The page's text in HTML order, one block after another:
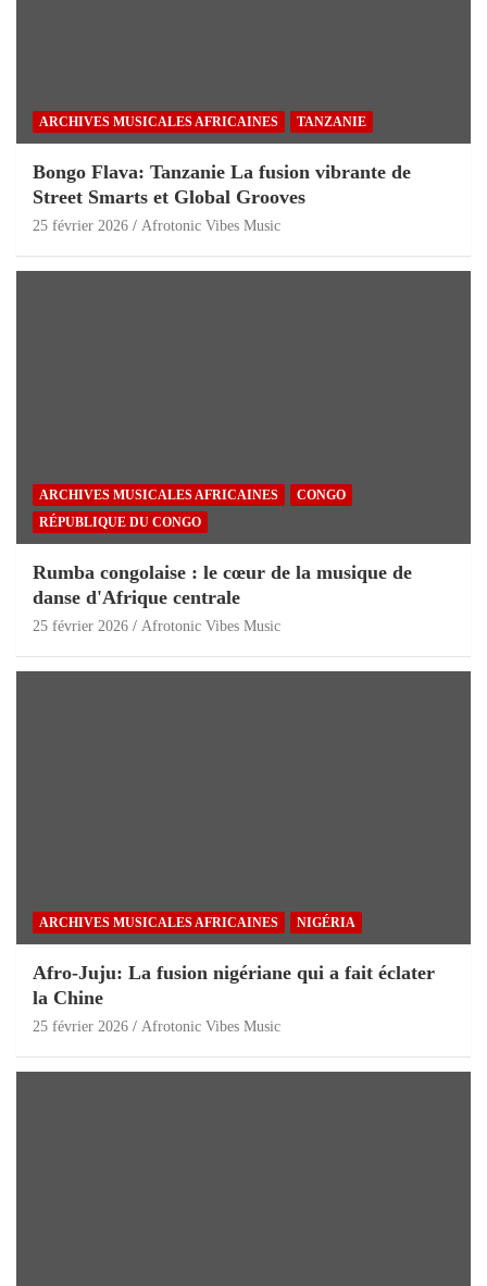
ARCHIVES MUSICALES AFRICAINES TANZANIE
Bongo Flava: Tanzanie La fusion vibrante de
Street Smarts et Global Grooves
25 février 2026 Afrotonic Vibes Music
ARCHIVES MUSICALES AFRICAINES
CONGO
RÉPUBLIQUE DU CONGO
Rumba congolaise : le cœur de la musique de
danse d'Afrique centrale
25 février 2026 Afrotonic Vibes Music
ARCHIVES MUSICALES AFRICAINES NIGÉRIA
Afro-Juju: La fusion nigériane qui a fait éclater
la Chine
25 février 2026 Afrotonic Vibes Music